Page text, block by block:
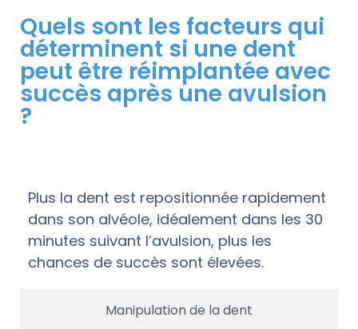
Quels sont les facteurs qui
déterminent si une dent
peut être réimplantée avec
succès après une avulsion
?
Manipulation de la dent
Plus la dent est repositionnée rapidement
dans son alvéole, idéalement dans les 30
minutes suivant l’avulsion, plus les
chances de succès sont élevées.